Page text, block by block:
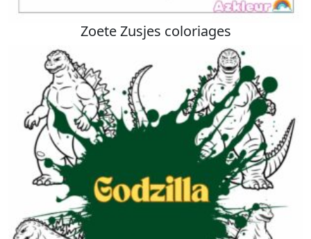
Zoete Zusjes coloriages